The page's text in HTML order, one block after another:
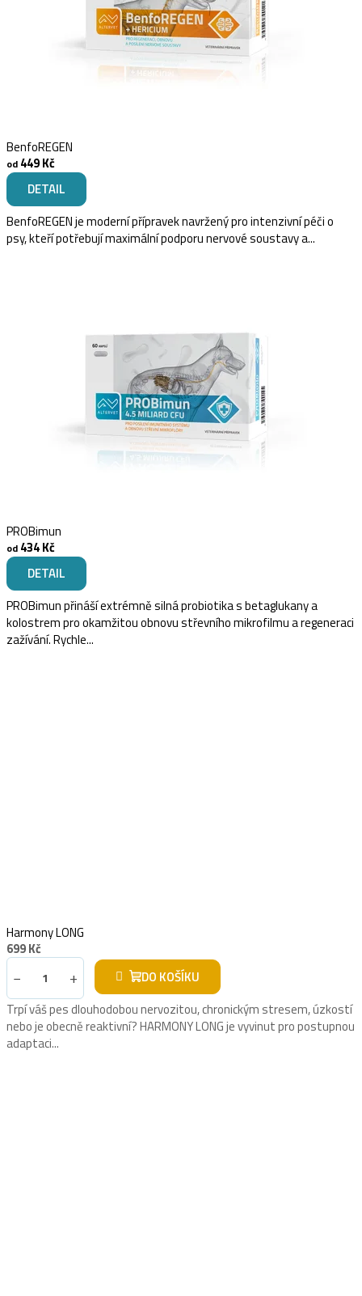
BenfoREGEN
od 449 Kč
DETAIL
BenfoREGEN je moderní přípravek navržený pro intenzivní péči o
psy, kteří potřebují maximální podporu nervové soustavy a...
PROBimun
od 434 Kč
DETAIL
PROBimun přináší extrémně silná probiotika s betaglukany a
kolostrem pro okamžitou obnovu střevního mikrofilmu a regeneraci
zažívání. Rychle...
Harmony LONG
699 Kč
+
−
DO KOŠÍKU
Trpí váš pes dlouhodobou nervozitou, chronickým stresem, úzkostí
nebo je obecně reaktivní? HARMONY LONG je vyvinut pro postupnou
adaptaci...